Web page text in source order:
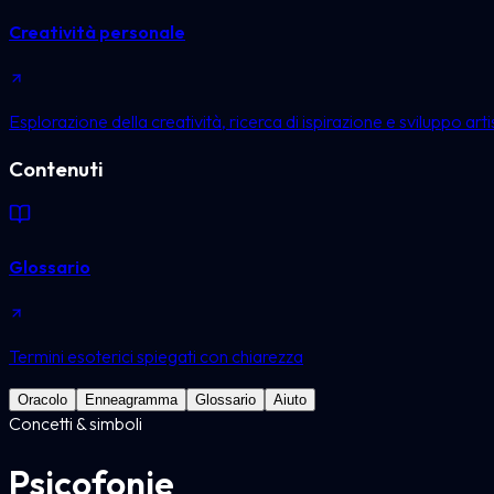
Creatività personale
Esplorazione della creatività, ricerca di ispirazione e sviluppo
Contenuti
Glossario
Termini esoterici spiegati con chiarezza
Oracolo Enneagramma Glossario Aiuto
Concetti & simboli
Psicofonie